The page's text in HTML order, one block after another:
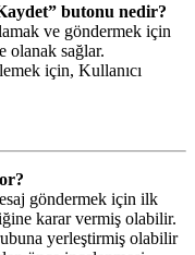
butonu nedir?
ve göndermek için
olanak sağlar.
için, Kullanıcı
göndermek için ilk
karar vermiş olabilir.
yerleştirmiş olabilir